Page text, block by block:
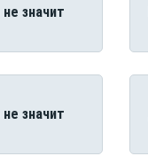
значит
значит